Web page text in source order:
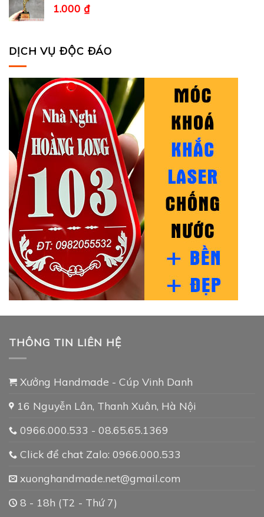
1.000 ₫
DỊCH VỤ ĐỘC ĐÁO
THÔNG TIN LIÊN HỆ
Xưởng Handmade - Cúp Vinh Danh
16 Nguyễn Lân, Thanh Xuân, Hà Nội
0966.000.533 - 08.65.65.1369
Click để chat Zalo: 0966.000.533
xuonghandmade.net@gmail.com
8 - 18h (T2 - Thứ 7)